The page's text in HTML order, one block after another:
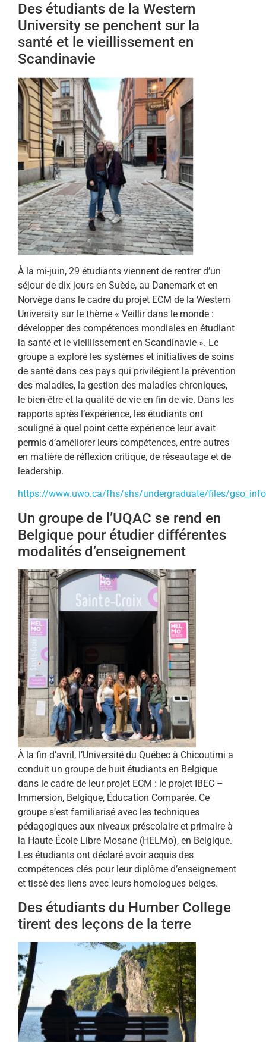
Des étudiants de la Western
University se penchent sur la
santé et le vieillissement en
Scandinavie
À la mi-juin, 29 étudiants viennent de rentrer d’un
séjour de dix jours en Suède, au Danemark et en
Norvège dans le cadre du projet ECM de la Western
University sur le thème « Veillir dans le monde :
développer des compétences mondiales en étudiant
la santé et le vieillissement en Scandinavie ». Le
groupe a exploré les systèmes et initiatives de soins
de santé dans ces pays qui privilégient la prévention
des maladies, la gestion des maladies chroniques,
le bien-être et la qualité de vie en fin de vie. Dans les
rapports après l’expérience, les étudiants ont
souligné à quel point cette expérience leur avait
permis d’améliorer leurs compétences, entre autres
en matière de réflexion critique, de réseautage et de
leadership.
https://www.uwo.ca/fhs/shs/undergraduate/files/
Un groupe de l’UQAC se rend en
Belgique pour étudier différentes
modalités d’enseignement
À la fin d’avril, l’Université du Québec à Chicoutimi a
conduit un groupe de huit étudiants en Belgique
dans le cadre de leur projet ECM : le projet IBEC –
Immersion, Belgique, Éducation Comparée. Ce
groupe s’est familiarisé avec les techniques
pédagogiques aux niveaux préscolaire et primaire à
la Haute École Libre Mosane (HELMo), en Belgique.
Les étudiants ont déclaré avoir acquis des
compétences clés pour leur diplôme d’enseignement
et tissé des liens avec leurs homologues belges.
Des étudiants du Humber College
tirent des leçons de la terre